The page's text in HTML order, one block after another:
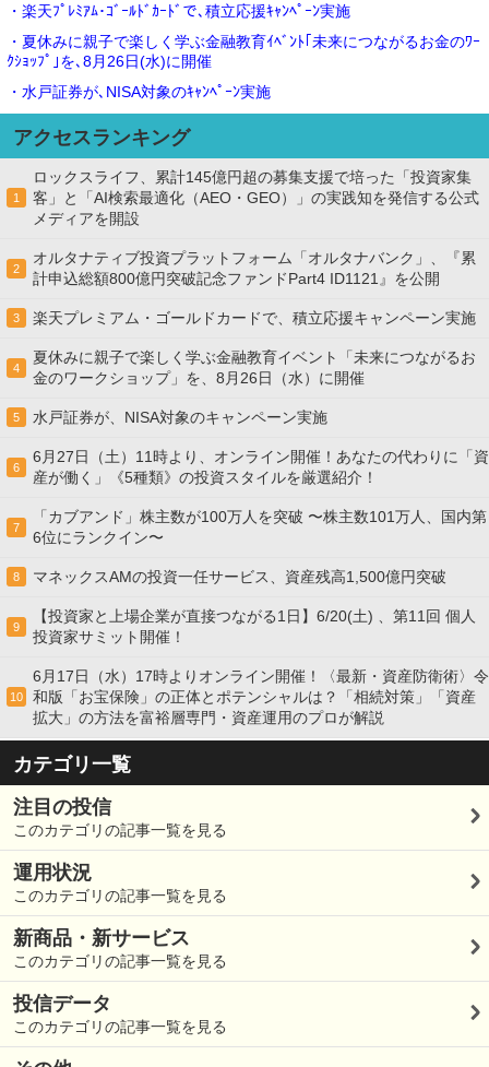
・楽天ﾌﾟﾚﾐｱﾑ･ｺﾞｰﾙﾄﾞｶｰﾄﾞで､積立応援ｷｬﾝﾍﾟｰﾝ実施
・夏休みに親子で楽しく学ぶ金融教育ｲﾍﾞﾝﾄ｢未来につながるお金のﾜｰ
ｸｼｮｯﾌﾟ｣を､8月26日(水)に開催
・水戸証券が､NISA対象のｷｬﾝﾍﾟｰﾝ実施
アクセスランキング
1
ロックスライフ、累計145億円超の募集支援で培った「投資家集
客」と「AI検索最適化（AEO・GEO）」の実践知を発信する公式
メディアを開設
2
オルタナティブ投資プラットフォーム「オルタナバンク」、『累
計申込総額800億円突破記念ファンドPart4 ID1121』を公開
3 楽天プレミアム・ゴールドカードで、積立応援キャンペーン実施
4
夏休みに親子で楽しく学ぶ金融教育イベント「未来につながるお
金のワークショップ」を、8月26日（水）に開催
5 水戸証券が、NISA対象のキャンペーン実施
6
6月27日（土）11時より、オンライン開催！あなたの代わりに「資
産が働く」《5種類》の投資スタイルを厳選紹介！
7
「カブアンド」株主数が100万人を突破 〜株主数101万人、国内第
6位にランクイン〜
8 マネックスAMの投資一任サービス、資産残高1,500億円突破
9
【投資家と上場企業が直接つながる1日】6/20(土) 、第11回 個人
投資家サミット開催！
10
6月17日（水）17時よりオンライン開催！〈最新・資産防衛術〉令
和版「お宝保険」の正体とポテンシャルは？「相続対策」「資産
拡大」の方法を富裕層専門・資産運用のプロが解説
カテゴリ一覧
注目の投信
このカテゴリの記事一覧を見る
運用状況
このカテゴリの記事一覧を見る
新商品・新サービス
このカテゴリの記事一覧を見る
投信データ
このカテゴリの記事一覧を見る